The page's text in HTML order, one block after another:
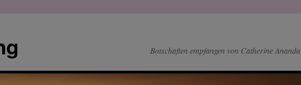
Botschaften empfangen von Catherine Ananda